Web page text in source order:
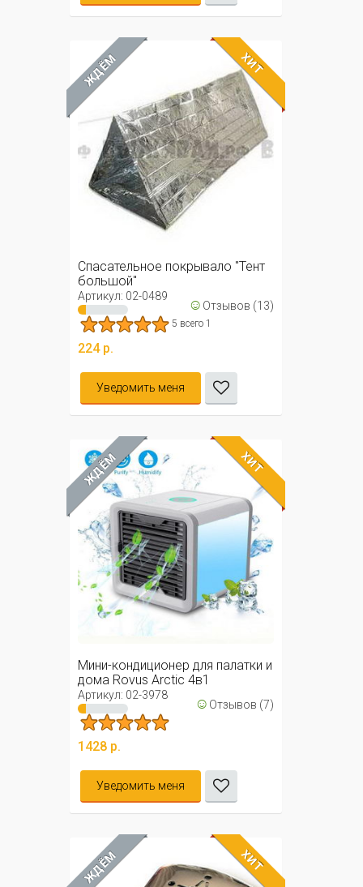
ЖДЁМ ХИТ
Спасательное покрывало "Тент
большой"
Артикул: 02-0489 ☺ Отзывов (13)
5 всего 1
224 р.
Уведомить меня
ЖДЁМ ХИТ
Мини-кондиционер для палатки и
дома Rovus Arctic 4в1
Артикул: 02-3978 ☺ Отзывов (7)
1428 р.
Уведомить меня
ЖДЁМ ХИТ